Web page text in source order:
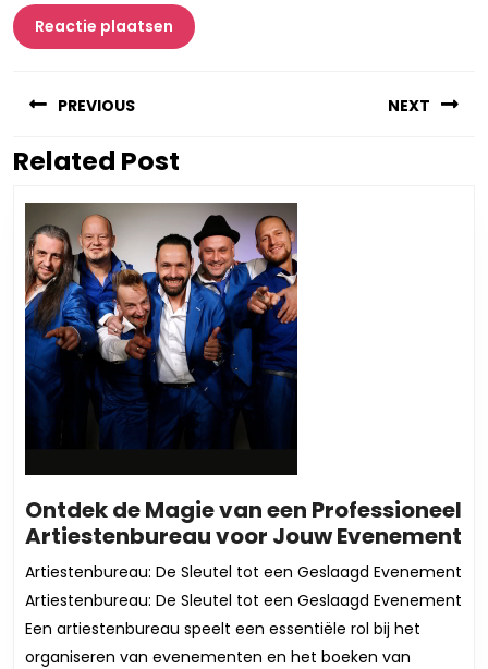
PREVIOUS
Vorig
NEXT
Related Post
Ontdek de Magie van een Professioneel
Artiestenbureau voor Jouw Evenement
Artiestenbureau: De Sleutel tot een Geslaagd Evenement
Artiestenbureau: De Sleutel tot een Geslaagd Evenement
Een artiestenbureau speelt een essentiële rol bij het
organiseren van evenementen en het boeken van